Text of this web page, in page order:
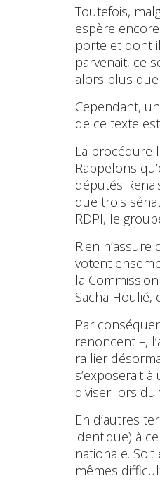
Toutefois,
espère
porte et dont
parvenait, ce
alors plus
Cependant,
de ce texte
La procédure
Rappelons
députés
que trois
RDPI, le
Rien
votent
la
Sacha Houlié,
Par
renoncent –,
rallier
s’exposerait
diviser lors du
En d’autres
identique) à
nationale.
mêmes